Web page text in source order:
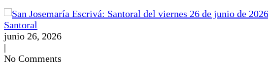
Santoral
junio 26, 2026
|
No Comments